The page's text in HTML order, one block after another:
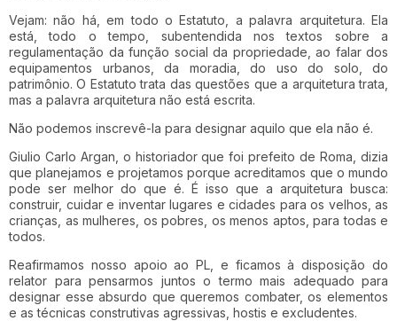
Vejam: não há, em todo o Estatuto, a palavra arquitetura. Ela
está, todo o tempo, subentendida nos textos sobre a
regulamentação da função social da propriedade, ao falar dos
equipamentos urbanos, da moradia, do uso do solo, do
patrimônio. O Estatuto trata das questões que a arquitetura trata,
mas a palavra arquitetura não está escrita.
Não podemos inscrevê-la para designar aquilo que ela não é.
Giulio Carlo Argan, o historiador que foi prefeito de Roma, dizia
que planejamos e projetamos porque acreditamos que o mundo
pode ser melhor do que é. É isso que a arquitetura busca:
construir, cuidar e inventar lugares e cidades para os velhos, as
crianças, as mulheres, os pobres, os menos aptos, para todas e
todos.
Reafirmamos nosso apoio ao PL, e ficamos à disposição do
relator para pensarmos juntos o termo mais adequado para
designar esse absurdo que queremos combater, os elementos
e as técnicas construtivas agressivas, hostis e excludentes.